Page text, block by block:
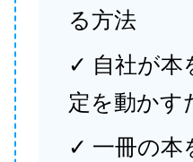
る方法
✓ 自社が本
定を動かす
✓ 一冊の本